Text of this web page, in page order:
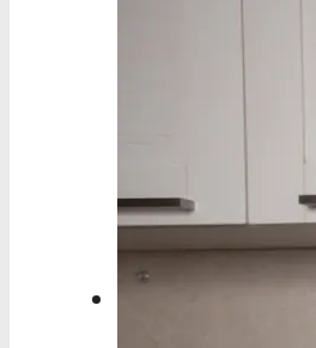
Ophthalmologie
Pädiatrie
Urologie
Aktuelles